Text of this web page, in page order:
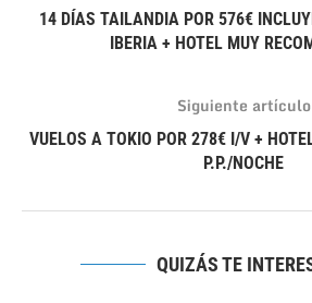
14 DÍAS TAILANDIA POR 576€
IBERIA + HOTEL MUY
Siguiente artículo
VUELOS A TOKIO POR 278€ I/V +
P.P./NOCHE
QUIZÁS TE